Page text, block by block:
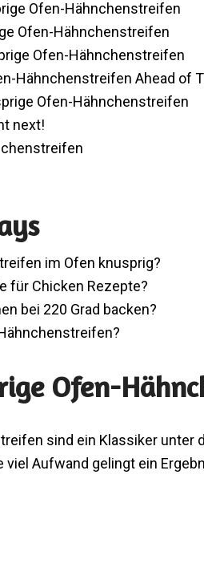
Ofen-Hähnchenstreifen
Ofen-Hähnchenstreifen
Ofen-Hähnchenstreifen
Hähnchenstreifen Ahead of
Ofen-Hähnchenstreifen
next!
im Ofen knusprig?
für Chicken Rezepte?
bei 220 Grad backen?
Ofen-
sind ein Klassiker unter
Aufwand gelingt ein